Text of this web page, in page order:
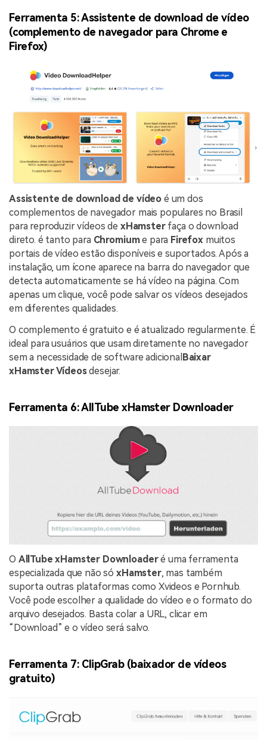
Ferramenta 5: Assistente de download de vídeo
(complemento de navegador para Chrome e
Firefox)
Assistente de download de vídeo é um dos
complementos de navegador mais populares no Brasil
para reproduzir vídeos de xHamster faça o download
direto. é tanto para Chromiume para Firefox muitos
portais de vídeo estão disponíveis e suportados. Após a
instalação, um ícone aparece na barra do navegador que
detecta automaticamente se há vídeo na página. Com
apenas um clique, você pode salvar os vídeos desejados
em diferentes qualidades.
O complemento é gratuito e é atualizado regularmente. É
ideal para usuários que usam diretamente no navegador
sem a necessidade de software adicional Baixar
xHamster Vídeosdesejar.
Ferramenta 6: AllTube xHamster Downloader
O AllTube xHamster Downloaderé uma ferramenta
especializada que não só xHamster, mas também
suporta outras plataformas como Xvideos e Pornhub.
Você pode escolher a qualidade do vídeo e o formato do
arquivo desejados. Basta colar a URL, clicar em
“Download” e o vídeo será salvo.
Ferramenta 7: ClipGrab (baixador de vídeos
gratuito)